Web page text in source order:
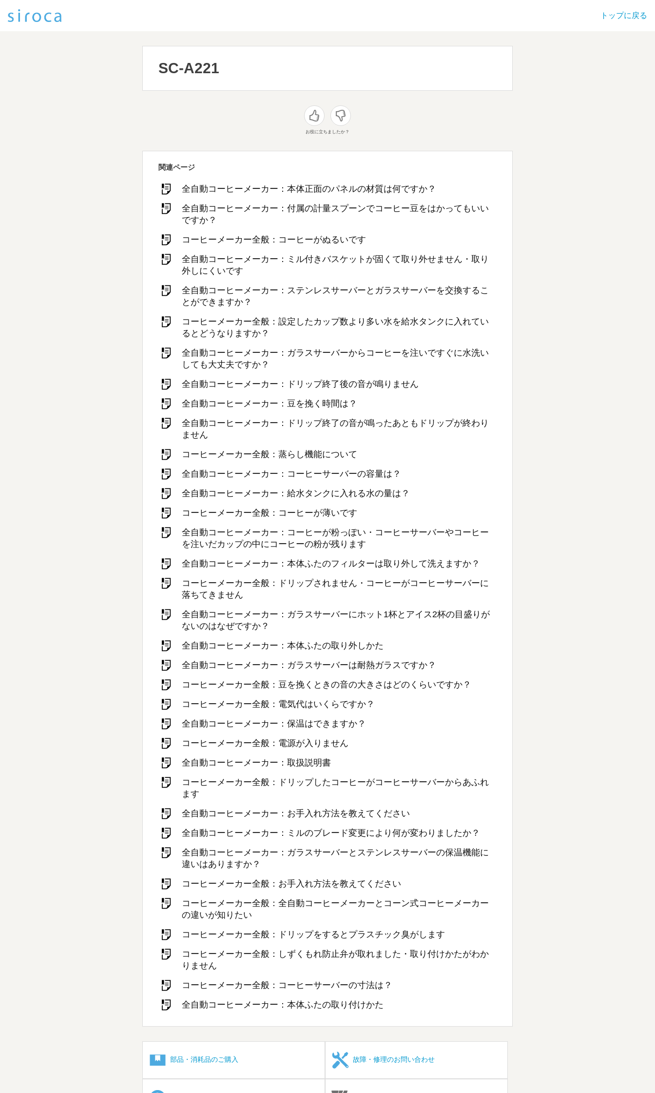
トップに戻る
SC-A221
お役に立ちましたか？
関連ページ
全自動コーヒーメーカー：本体正面のパネルの材質は何ですか？
全自動コーヒーメーカー：付属の計量スプーンでコーヒー豆をはかってもいい
ですか？
コーヒーメーカー全般：コーヒーがぬるいです
全自動コーヒーメーカー：ミル付きバスケットが固くて取り外せません・取り
外しにくいです
全自動コーヒーメーカー：ステンレスサーバーとガラスサーバーを交換するこ
とができますか？
コーヒーメーカー全般：設定したカップ数より多い水を給水タンクに入れてい
るとどうなりますか？
全自動コーヒーメーカー：ガラスサーバーからコーヒーを注いですぐに水洗い
しても大丈夫ですか？
全自動コーヒーメーカー：ドリップ終了後の音が鳴りません
全自動コーヒーメーカー：豆を挽く時間は？
全自動コーヒーメーカー：ドリップ終了の音が鳴ったあともドリップが終わり
ません
コーヒーメーカー全般：蒸らし機能について
全自動コーヒーメーカー：コーヒーサーバーの容量は？
全自動コーヒーメーカー：給水タンクに入れる水の量は？
コーヒーメーカー全般：コーヒーが薄いです
全自動コーヒーメーカー：コーヒーが粉っぽい・コーヒーサーバーやコーヒー
を注いだカップの中にコーヒーの粉が残ります
全自動コーヒーメーカー：本体ふたのフィルターは取り外して洗えますか？
コーヒーメーカー全般：ドリップされません・コーヒーがコーヒーサーバーに
落ちてきません
全自動コーヒーメーカー：ガラスサーバーにホット1杯とアイス2杯の目盛りが
ないのはなぜですか？
全自動コーヒーメーカー：本体ふたの取り外しかた
全自動コーヒーメーカー：ガラスサーバーは耐熱ガラスですか？
コーヒーメーカー全般：豆を挽くときの音の大きさはどのくらいですか？
コーヒーメーカー全般：電気代はいくらですか？
全自動コーヒーメーカー：保温はできますか？
コーヒーメーカー全般：電源が入りません
全自動コーヒーメーカー：取扱説明書
コーヒーメーカー全般：ドリップしたコーヒーがコーヒーサーバーからあふれ
ます
全自動コーヒーメーカー：お手入れ方法を教えてください
全自動コーヒーメーカー：ミルのブレード変更により何が変わりましたか？
全自動コーヒーメーカー：ガラスサーバーとステンレスサーバーの保温機能に
違いはありますか？
コーヒーメーカー全般：お手入れ方法を教えてください
コーヒーメーカー全般：全自動コーヒーメーカーとコーン式コーヒーメーカー
の違いが知りたい
コーヒーメーカー全般：ドリップをするとプラスチック臭がします
コーヒーメーカー全般：しずくもれ防止弁が取れました・取り付けかたがわか
りません
コーヒーメーカー全般：コーヒーサーバーの寸法は？
全自動コーヒーメーカー：本体ふたの取り付けかた
部品・消耗品のご購入 故障・修理のお問い合わせ